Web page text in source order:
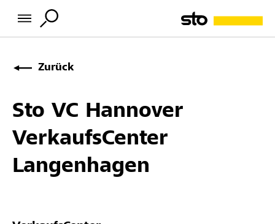
Zurück
Sto VC Hannover
VerkaufsCenter
Langenhagen